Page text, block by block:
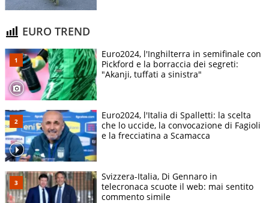
EURO TREND
Euro2024, l'Inghilterra in semifinale con
Pickford e la borraccia dei segreti:
"Akanji, tuffati a sinistra"
Euro2024, l'Italia di Spalletti: la scelta
che lo uccide, la convocazione di Fagioli
e la frecciatina a Scamacca
Svizzera-Italia, Di Gennaro in
telecronaca scuote il web: mai sentito
commento simile